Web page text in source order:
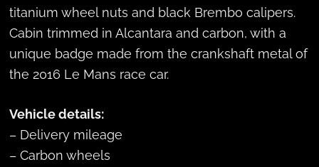
titanium wheel nuts and black Brembo calipers.
Cabin trimmed in Alcantara and carbon, with a
unique badge made from the crankshaft metal of
the 2016 Le Mans race car.
Vehicle details:
– Delivery mileage
– Carbon wheels